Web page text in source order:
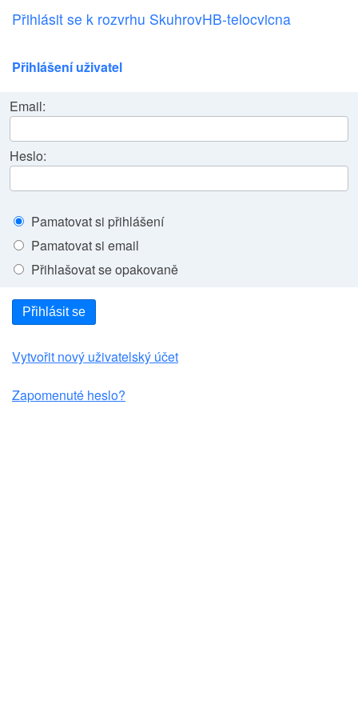
Přihlásit se k rozvrhu SkuhrovHB-telocvicna
Přihlášení uživatel
Email:
Heslo:
Pamatovat si přihlášení
Pamatovat si email
Přihlašovat se opakovaně
Přihlásit se
Vytvořit nový uživatelský účet
Zapomenuté heslo?